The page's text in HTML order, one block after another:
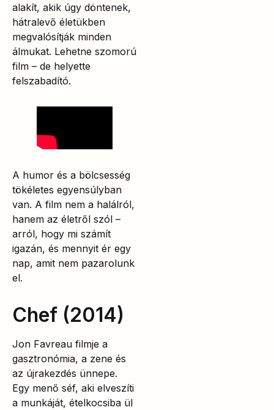
alakít, akik úgy döntenek,
hátralevő életükben
megvalósítják minden
álmukat. Lehetne szomorú
film – de helyette
felszabadító.
A humor és a bölcsesség
tökéletes egyensúlyban
van. A film nem a halálról,
hanem az életről szól –
arról, hogy mi számít
igazán, és mennyit ér egy
nap, amit nem pazarolunk
el.
Chef (2014)
Jon Favreau filmje a
gasztronómia, a zene és
az újrakezdés ünnepe.
Egy menő séf, aki elveszíti
a munkáját, ételkocsiba ül